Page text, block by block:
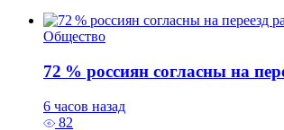
Общество
72 % россиян согласны на
6 часов назад
82